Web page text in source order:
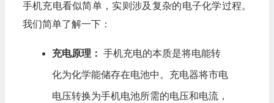
手机充电看似简单，实则涉及复杂的电子化学过程。
我们简单了解一下：
充电原理： 手机充电的本质是将电能转
化为化学能储存在电池中。充电器将市电
电压转换为手机电池所需的电压和电流，